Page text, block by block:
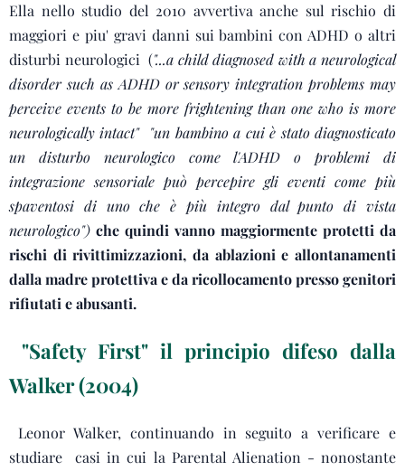
Ella nello studio del 2010 avvertiva anche sul rischio di
maggiori e piu' gravi danni sui bambini con ADHD o altri
disturbi neurologici ("...a child diagnosed with a neurological
disorder such as ADHD or sensory integration problems may
perceive events to be more frightening than one who is more
neurologically intact" "un bambino a cui è stato diagnosticato
un disturbo neurologico come l'ADHD o problemi di
integrazione sensoriale può percepire gli eventi come più
spaventosi di uno che è più integro dal punto di vista
neurologico") che quindi vanno maggiormente protetti da
rischi di rivittimizzazioni, da ablazioni e allontanamenti
dalla madre protettiva e da ricollocamento presso genitori
rifiutati e abusanti.
"Safety First" il principio difeso dalla
Walker (2004)
Leonor Walker, continuando in seguito a verificare e
studiare casi in cui la Parental Alienation - nonostante